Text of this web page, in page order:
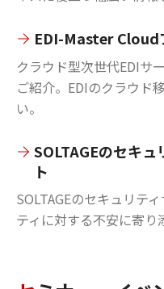
EDI-Master Cloud
クラウド型次世代EDIサ
ご紹介。EDIのクラウド
い。
SOLTAGEのセキ
ト
SOLTAGEのセキュリテ
ティに対する不安に寄り